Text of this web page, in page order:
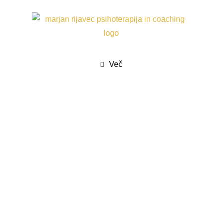
Več
mentorstvom/supervizijo
REZERVIRAJTE SVOJ TERMIN